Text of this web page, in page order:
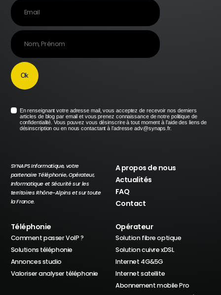
En renseignant votre adresse mail, vous acceptez de recevoir nos derniers
articles de blog par email et vous prenez connaissance de notre politique de
confidentialité. Vous pouvez vous désinscrire à tout moment à l’aide des liens de
désinscription ou en nous contactant à l’adresse adv@synaps.fr.
SYNAPS Informatique, votre
partenaire Téléphonie, Opérateur,
Informatique et Sécurité sur les
territoires Rhône-Alpins et sur toute
la France.
A propos de nous
Actualités
FAQ
Contact
Téléphonie
Comment passer VoIP ?
Solutions téléphonie
Annonces studio
Valoriser analyser téléphonie
Opérateur
Solution fibre optique
Solution cuivre xDSL
Internet 4G&5G
Internet satellite
Abonnement mobile Pro